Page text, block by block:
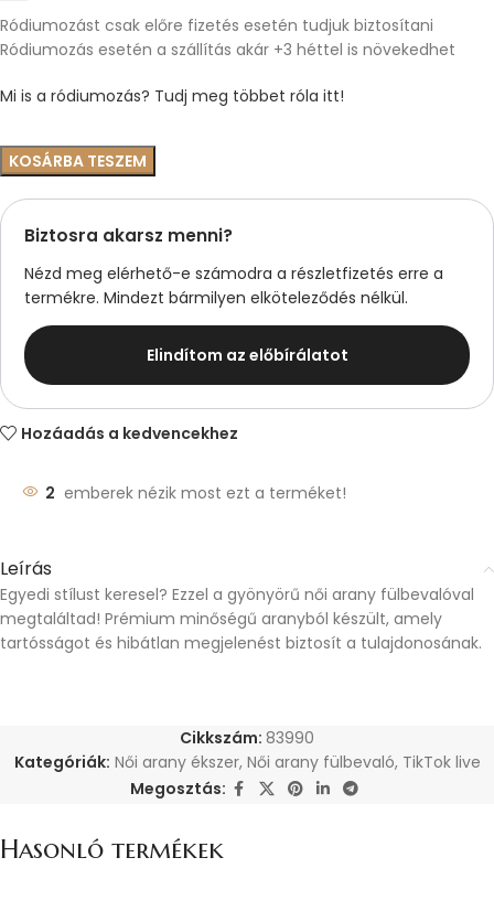
Ródiumozást csak előre fizetés esetén tudjuk biztosítani
Ródiumozás esetén a szállítás akár +3 héttel is növekedhet
Mi is a ródiumozás? Tudj meg többet róla itt!
KOSÁRBA TESZEM
Biztosra akarsz menni?
Nézd meg elérhető-e számodra a részletfizetés erre a
termékre. Mindezt bármilyen elköteleződés nélkül.
Elindítom az előbírálatot
Hozáadás a kedvencekhez
2 emberek nézik most ezt a terméket!
Leírás
Egyedi stílust keresel? Ezzel a gyönyörű női arany fülbevalóval
megtaláltad! Prémium minőségű aranyból készült, amely
tartósságot és hibátlan megjelenést biztosít a tulajdonosának.
Cikkszám: 83990
Kategóriák: Női arany ékszer, Női arany fülbevaló, TikTok live
Megosztás:
Hasonló termékek